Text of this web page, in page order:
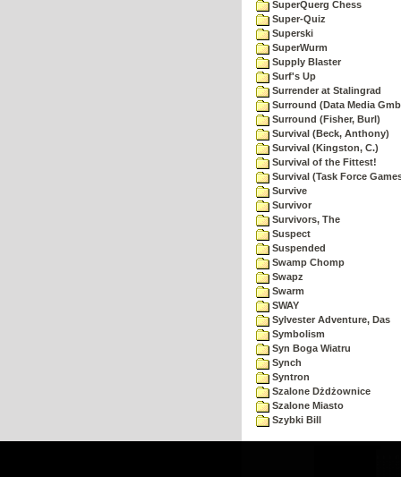
SuperQuerg Chess
Super-Quiz
Superski
SuperWurm
Supply Blaster
Surf's Up
Surrender at Stalingrad
Surround (Data Media
Surround (Fisher, Burl)
Survival (Beck, Anthony)
Survival (Kingston, C.)
Survival of the Fittest!
Survival (Task Force
Survive
Survivor
Survivors, The
Suspect
Suspended
Swamp Chomp
Swapz
Swarm
SWAY
Sylvester Adventure, Das
Symbolism
Syn Boga Wiatru
Synch
Syntron
Szalone Dżdżownice
Szalone Miasto
Szybki Bill